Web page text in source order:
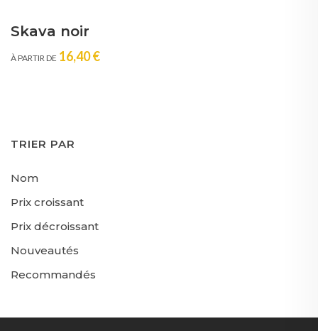
Skava noir
À PARTIR DE 16,40 €
TRIER PAR
Nom
Prix croissant
Prix décroissant
Nouveautés
Recommandés